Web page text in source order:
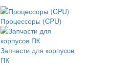
Процессоры (CPU)
Запчасти для корпусов
ПК